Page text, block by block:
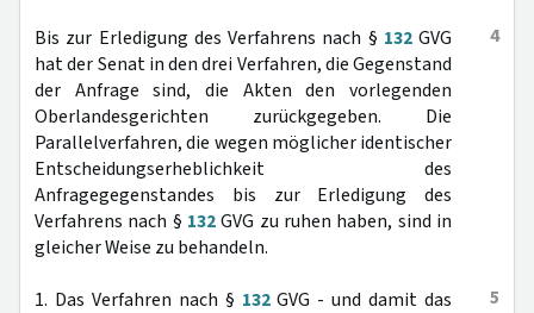
4
Bis zur Erledigung des Verfahrens nach § 132GVG
hat der Senat in den drei Verfahren, die Gegenstand
der Anfrage sind, die Akten den vorlegenden
Oberlandesgerichten zurückgegeben. Die
Parallelverfahren, die wegen möglicher identischer
Entscheidungserheblichkeit des
Anfragegegenstandes bis zur Erledigung des
Verfahrens nach § 132GVG zu ruhen haben, sind in
gleicher Weise zu behandeln.
5
1. Das Verfahren nach § 132GVG - und damit das